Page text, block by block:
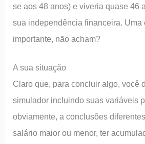
se aos 48 anos) e viveria quase 46
sua independência financeira. Uma
importante, não acham?
A sua situação
Claro que, para concluir algo, você
simulador incluindo suas variáveis
obviamente, a conclusões
salário maior ou menor, ter